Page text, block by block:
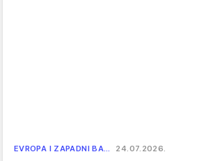
EVROPA I ZAPADNI BA… 24.07.2026.